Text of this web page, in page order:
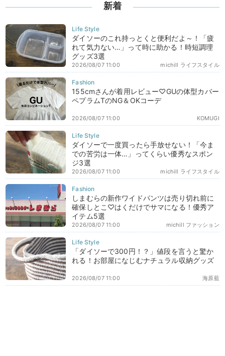
新着
ダイソーのこれ持っとくと便利だよ～！「疲
れて気力ない…」って時に助かる！時短調理
グッズ3選
michill ライフスタイル
2026/08/07 11:00
155cmさんが着用レビュー♡GUの体型カバー
ペプラムTのNG＆OKコーデ
KOMUGI
2026/08/07 11:00
ダイソーで一度買ったら手放せない！「今ま
での苦労は一体…」ってくらい優秀なスポン
ジ3選
michill ライフスタイル
2026/08/07 11:00
しまむらの新作ワイドパンツは売り切れ前に
確保しとこ♡はくだけでサマになる！優秀ア
イテム5選
michill ファッション
2026/08/07 11:00
「ダイソーで300円！？」値段を言うと驚か
れる！お部屋になじむナチュラル収納グッズ
海原藍
2026/08/07 11:00